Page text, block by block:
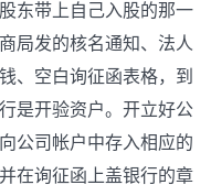
带上自己入股的那一
局发的核名通知、法人
、空白询征函表格，到
是开验资户。开立好公
公司帐户中存入相应的
在询征函上盖银行的章